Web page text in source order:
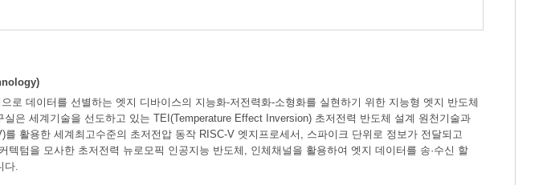
로 데이터를 선별하는 엣지 디바이스의 지능화-저전력화-소형화를 실현하기 위한 지능형 엣지 반도체
은 세계기술을 선도하고 있는 TEI(Temperature Effect Inversion) 초저전력 반도체 설계 원천기술과
활용한 세계최고수준의 초저전압 동작 RISC-V 엣지프로세서, 스파이크 단위로 정보가 전달되고
텍텀을 모사한 초저전력 뉴로모픽 인공지능 반도체, 인체채널을 활용하여 엣지 데이터를 송·수신 할
다.